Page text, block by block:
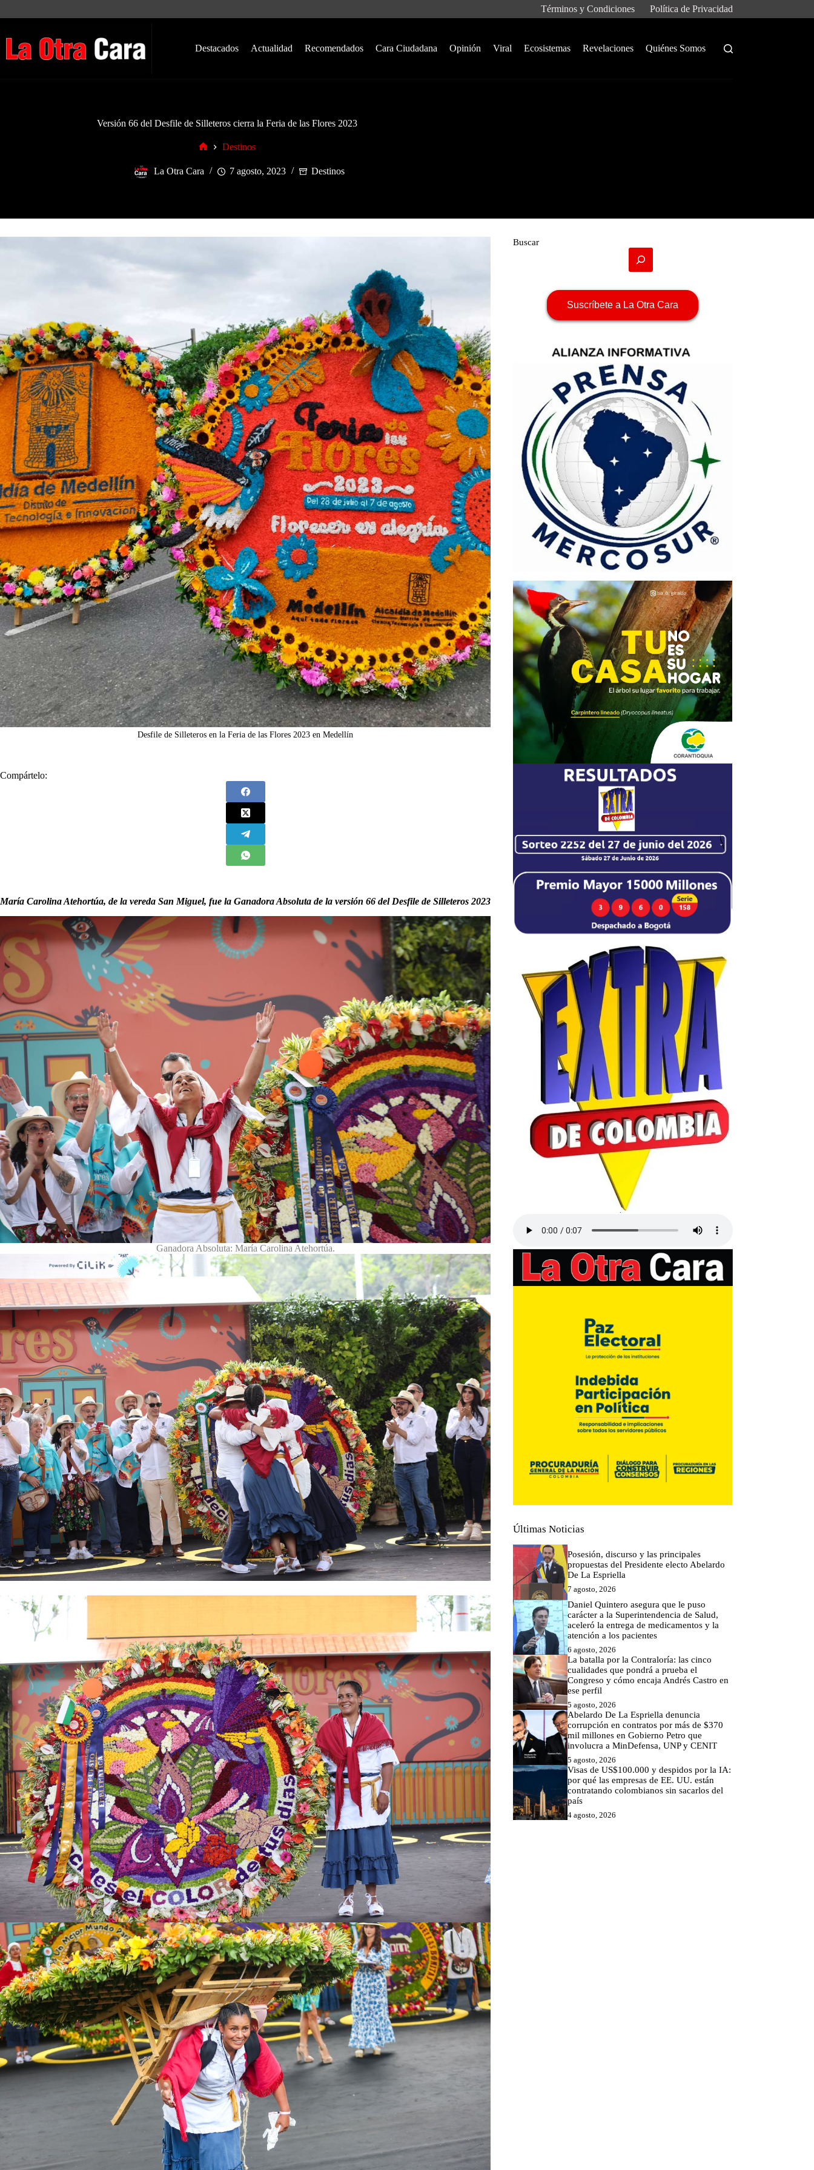
Términos y Condiciones Política de Privacidad
Destacados Actualidad Recomendados Cara Ciudadana Opinión Viral Ecosistemas Revelaciones Quiénes Somos
Versión 66 del Desfile de Silleteros cierra la Feria de las Flores 2023
Destinos
La Otra Cara 7 agosto, 2023 Destinos
Desfile de Silleteros en la Feria de las Flores 2023 en Medellín
Compártelo:
María Carolina Atehortúa, de la vereda San Miguel, fue la Ganadora Absoluta de la versión 66 del Desfile de Silleteros 2023
Ganadora Absoluta: María Carolina Atehortúa.
Buscar
Suscríbete a La Otra Cara
Últimas Noticias
Posesión, discurso y las principales
propuestas del Presidente electo Abelardo
De La Espriella
7 agosto, 2026
Daniel Quintero asegura que le puso
carácter a la Superintendencia de Salud,
aceleró la entrega de medicamentos y la
atención a los pacientes
6 agosto, 2026
La batalla por la Contraloría: las cinco
cualidades que pondrá a prueba el
Congreso y cómo encaja Andrés Castro en
ese perfil
5 agosto, 2026
Abelardo De La Espriella denuncia
corrupción en contratos por más de $370
mil millones en Gobierno Petro que
involucra a MinDefensa, UNP y CENIT
5 agosto, 2026
Visas de US$100.000 y despidos por la IA:
por qué las empresas de EE. UU. están
contratando colombianos sin sacarlos del
país
4 agosto, 2026